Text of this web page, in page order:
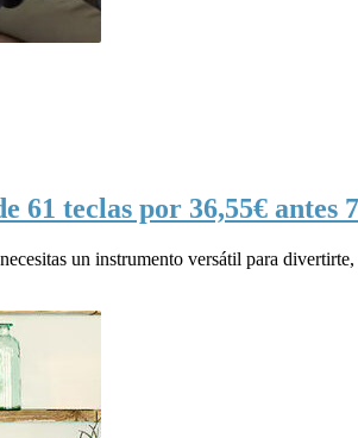
61 teclas por 36,55€ antes
un instrumento versátil para